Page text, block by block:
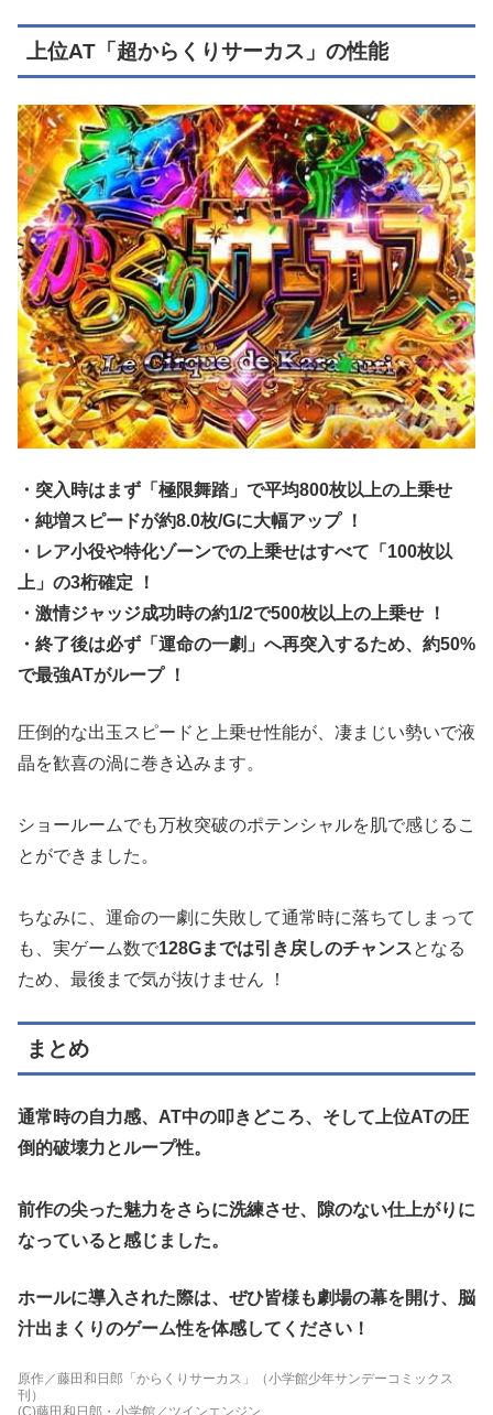
上位AT「超からくりサーカス」の性能
・突入時はまず「極限舞踏」で平均800枚以上の上乗せ
・ 純増スピードが約8.0枚/Gに大幅アップ ！
・レア小役や特化ゾーンでの上乗せはすべて「100枚以
上」の3桁確定
！
・激情ジャッジ成功時の約1/2で500枚以上の上乗せ
！
・終了後は必ず「運命の一劇」へ再突入するため、約50%
で最強ATがループ ！
圧倒的な出玉スピードと上乗せ性能が、凄まじい勢いで液
晶を歓喜の渦に巻き込みます。
ショールームでも万枚突破のポテンシャルを肌で感じるこ
とができました。
ちなみに、運命の一劇に失敗して通常時に落ちてしまって
も、実ゲーム数で128Gまでは引き戻しのチャンスとなる
ため、最後まで気が抜けません
！
まとめ
通常時の自力感、AT中の叩きどころ、そして上位ATの圧
倒的破壊力とループ性。
前作の尖った魅力をさらに洗練させ、隙のない仕上がりに
なっていると感じました。
ホールに導入された際は、ぜひ皆様も劇場の幕を開け、脳
汁出まくりのゲーム性を体感してください！
原作／藤田和日郎「からくりサーカス」（小学館少年サンデーコミックス
刊）